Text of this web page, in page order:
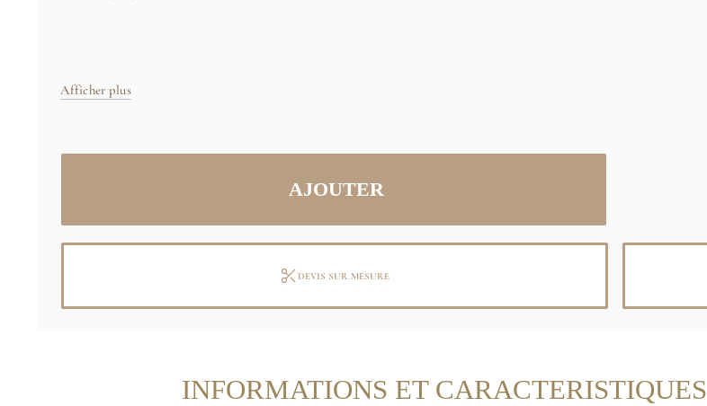
Afficher plus
DEVIS SUR MESURE
INFORMATIONS ET CARACTERISTIQUES